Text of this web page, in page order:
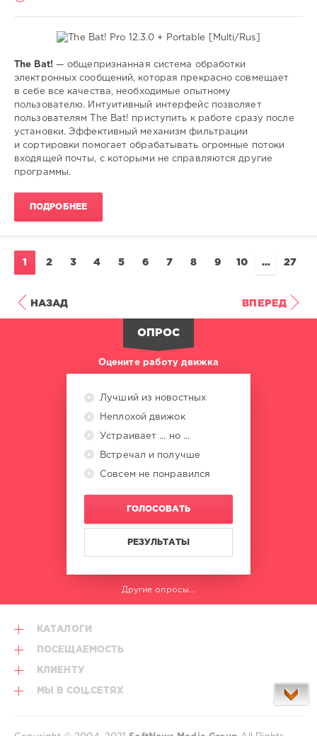
SamDel
0
клиент,
электронной
bat
The Bat!— общепризнанная система обработки
электронных сообщений, которая прекрасно совмещает
в себе все качества, необходимые опытному
пользователю. Интуитивный интерфейс позволяет
пользователям The Bat! приступить к работе сразу после
установки. Эффективный механизм фильтрации
и сортировки помогает обрабатывать огромные потоки
входящей почты, с которыми не справляются другие
программы.
ПОДРОБНЕЕ
1 2 3 4 5 6 7 8 9 10 ... 27
НАЗАД ВПЕРЕД
ОПРОС
Оцените работу движка
Лучший из новостных
Неплохой движок
Устраивает ... но ...
Встречал и получше
Совсем не понравился
ГОЛОСОВАТЬ
РЕЗУЛЬТАТЫ
Другие опросы...
КАТАЛОГИ
ПОСЕЩАЕМОСТЬ
КЛИЕНТУ
МЫ В СОЦ.СЕТЯХ